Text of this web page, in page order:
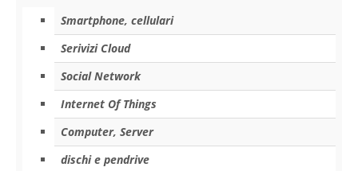
Remote Digital Forensics
Acquisizione Forense remota
Sblocco PIN Smartphone
Recupero dati
Smartphone, cellulari
Serivizi Cloud
Social Network
Internet Of Things
Computer, Server
dischi e pendrive